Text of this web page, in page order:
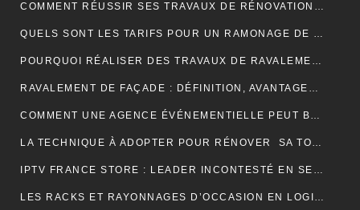
COMMENT RÉUSSIR SES TRAVAUX DE RÉNOVATION DE COUVERTURE ?
QUELS SONT LES TARIFS POUR UN RAMONAGE DE CHEMINÉE ?
POURQUOI RÉALISER DES TRAVAUX DE RAVALEMENT DE FAÇADE ?
RAVALEMENT DE FAÇADE : DÉFINITION, AVANTAGES ET ERREURS À ÉVITER
COMMENT UNE AGENCE ÉVÉNEMENTIELLE PEUT BOOSTER L’ATTRACTIVITÉ D’UNE DESTINATION TOURISTIQUE ?
LA TECHNIQUE À ADOPTER POUR RÉNOVER SA TOITURE EN TUILES
IPTV FRANCE STORE : LEADER INCONTESTÉ EN SERVICES IPTV DE QUALITÉ SUPÉRIEURE
LES RACKS ET RAYONNAGES D’OCCASION EN LOGISTIQUE